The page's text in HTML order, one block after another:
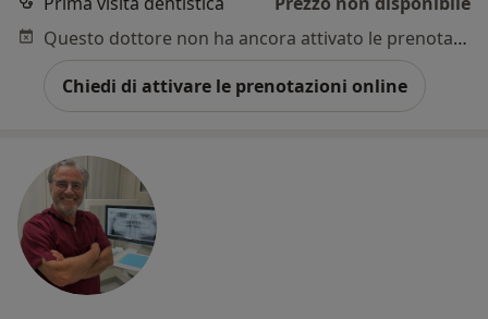
Questo dottore non ha ancora attivato le prenotazioni online presso questo indirizzo.
Chiedi di attivare le prenotazioni online